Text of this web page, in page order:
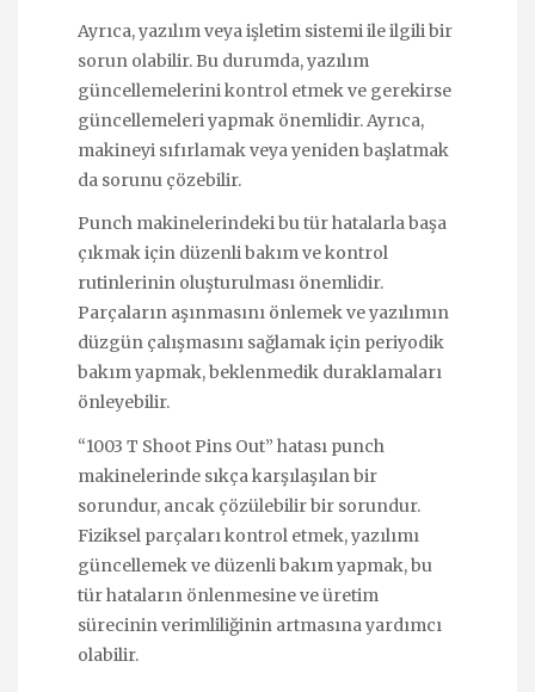
Ayrıca, yazılım veya işletim sistemi ile ilgili bir
sorun olabilir. Bu durumda, yazılım
güncellemelerini kontrol etmek ve gerekirse
güncellemeleri yapmak önemlidir. Ayrıca,
makineyi sıfırlamak veya yeniden başlatmak
da sorunu çözebilir.
Punch makinelerindeki bu tür hatalarla başa
çıkmak için düzenli bakım ve kontrol
rutinlerinin oluşturulması önemlidir.
Parçaların aşınmasını önlemek ve yazılımın
düzgün çalışmasını sağlamak için periyodik
bakım yapmak, beklenmedik duraklamaları
önleyebilir.
“1003 T Shoot Pins Out” hatası punch
makinelerinde sıkça karşılaşılan bir
sorundur, ancak çözülebilir bir sorundur.
Fiziksel parçaları kontrol etmek, yazılımı
güncellemek ve düzenli bakım yapmak, bu
tür hataların önlenmesine ve üretim
sürecinin verimliliğinin artmasına yardımcı
olabilir.